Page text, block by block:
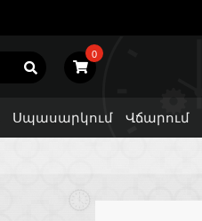
0
Սպասարկում Վճարում